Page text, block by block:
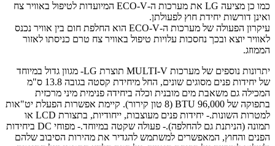
כמו כן מציעה LG את מערכות ה-ECO-V המיועדות לטיפול באוויר צח
ואינן דורשות יחידת חוץ לפעולתן.
עיקרון הפעולה של מערכות ה-ECO-V הוא החלפת חום בין אוויר נכנס
לאוויר יוצא ובכך נחסכות עלויות טיפול באוויר צח טרם כניסתו לאזור
הממוזג.
יתרונות נוספים של מערכות MULTI-V תוצרת LG- מגוון גדול במיוחד
של יחידות פנים מסוגים שונים, החל מיחידת קסטה בגובה 13.8 ס"מ
המכילה גם משאבת מים מובנית וכלה ביחידה פנימית מיני מרכזית
בתפוקה של 96,000 BTU (8 טון קירור). קיימת אפשרות הפעלת יט"אות
למטרות השונות.- יחידות פנים מעוצבות, ייחודיות, בתצורת LCD או
תמונה (הניתנת גם להחלפה).- פעולה שקטה במיוחד.- מפוחי DC ביחידות
הפנים והחוץ, המאפשרים למשתמש להגדיר את מהירות הסיבוב שלהם